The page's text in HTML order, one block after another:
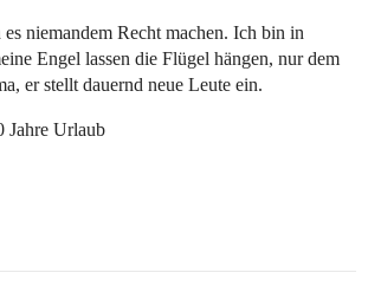
niemandem Recht machen. Ich bin in
Engel lassen die Flügel hängen, nur dem
er stellt dauernd neue Leute ein.
Jahre Urlaub